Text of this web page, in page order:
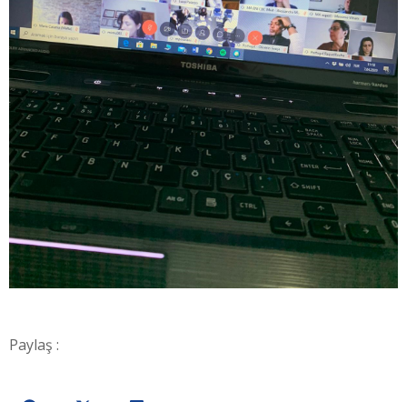
Paylaş :